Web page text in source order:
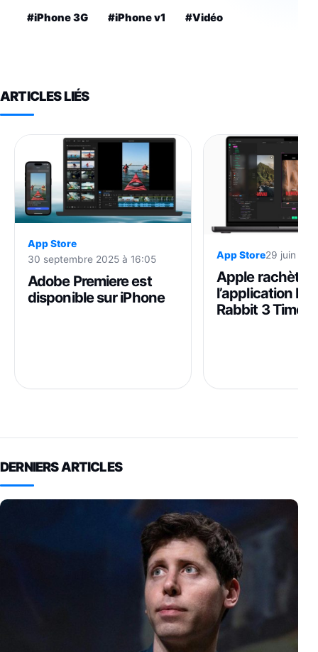
#iPhone 3G #iPhone v1 #Vidéo
ARTICLES LIÉS
App Store
30 septembre 2025 à 16:05
Adobe Premiere est
disponible sur iPhone
App Store29 juin
Apple rachète
l’application
Rabbit 3 Times
DERNIERS ARTICLES